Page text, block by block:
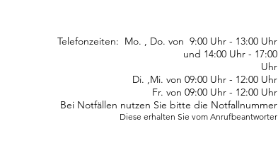
Telefonzeiten: Mo. , Do. von 9:00 Uhr - 13:00 Uhr
und 14:00 Uhr - 17:00
Uhr
Di. ,Mi. von 09:00 Uhr - 12:00 Uhr
Fr. von 09:00 Uhr - 12:00 Uhr
Bei Notfällen nutzen Sie bitte die Notfallnummer
Diese erhalten Sie vom Anrufbeantworter